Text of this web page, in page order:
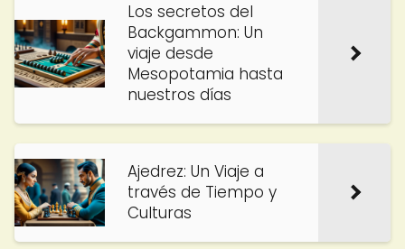
Los secretos del
Backgammon: Un
viaje desde
Mesopotamia hasta
nuestros días
Ajedrez: Un Viaje a
través de Tiempo y
Culturas